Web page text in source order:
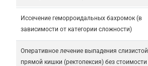
Иссечение геморроидальных бахромок (в
зависимости от категории сложности)
Оперативное лечение выпадения слизистой
прямой кишки (ректопексия) без стоимости